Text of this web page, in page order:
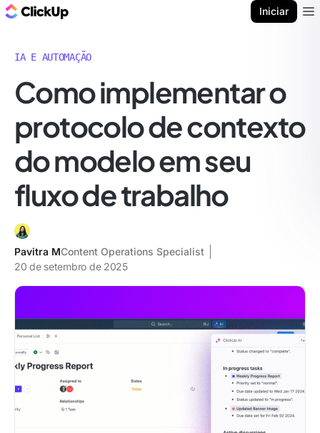
Iniciar
IA E AUTOMAÇÃO
Como implementar o
protocolo de contexto
do modelo em seu
fluxo de trabalho
Pavitra MContent Operations Specialist
20 de setembro de 2025